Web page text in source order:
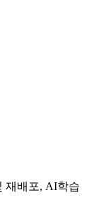
재배포, AI학습